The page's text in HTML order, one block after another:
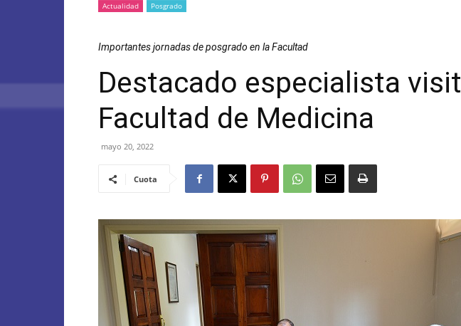
Actualidad Posgrado
Importantes jornadas de posgrado en la Facultad
Destacado especialista
Facultad de Medicina
mayo 20, 2022
Cuota